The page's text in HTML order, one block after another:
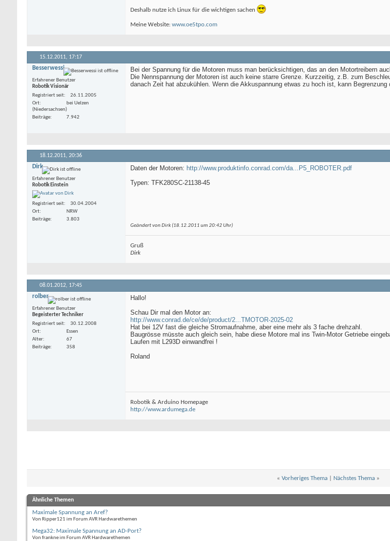
Deshalb nutze ich Linux für die wichtigen sachen
Meine Website: www.oe5tpo.com
15.12.2011, 17:17
Besserwessi
Erfahrener Benutzer
Robotik Visionär
Registriert seit
26.11.2005
Ort
bei Uelzen
(Niedersachsen)
Beiträge
7.942
Bei der Spannung für die Motoren muss man berücksichtigen, das an den Motortreibern
Die Nennspannung der Motoren ist auch keine starre Grenze. Kurzzeitig, z.B. zum
danach Zeit hat abzukühlen. Wenn die Akkuspannung etwas zu hoch ist, kann
18.12.2011, 20:36
Dirk
Erfahrener Benutzer
Robotik Einstein
Registriert seit
30.04.2004
Ort
NRW
Beiträge
3.803
Daten der Motoren: http://www.produktinfo.conrad.com/da...P5_ROBOTER.pdf
Typen: TFK280SC-21138-45
Geändert von Dirk (18.12.2011 um 20:42Uhr)
Gruß
Dirk
08.01.2012, 17:45
rolber
Erfahrener Benutzer
Begeisterter Techniker
Registriert seit
30.12.2008
Ort
Essen
Alter
67
Beiträge
358
Hallo!
Schau Dir mal den Motor an:
http://www.conrad.de/ce/de/product/2...TMOTOR-2025-02
Hat bei 12V fast die gleiche Stromaufnahme, aber eine mehr als 3 fache drehzahl.
Baugrösse müsste auch gleich sein, habe diese Motore mal ins Twin-Motor Getriebe
Laufen mit L293D einwandfrei !
Roland
Robotik & Arduino Homepage
http://www.ardumega.de
« Vorheriges Thema| Nächstes Thema »
Ähnliche Themen
Maximale Spannung an Aref?
Von Ripper121 im Forum AVR Hardwarethemen
Mega32: Maximale Spannung an AD-Port?
Von frankne im Forum AVR Hardwarethemen